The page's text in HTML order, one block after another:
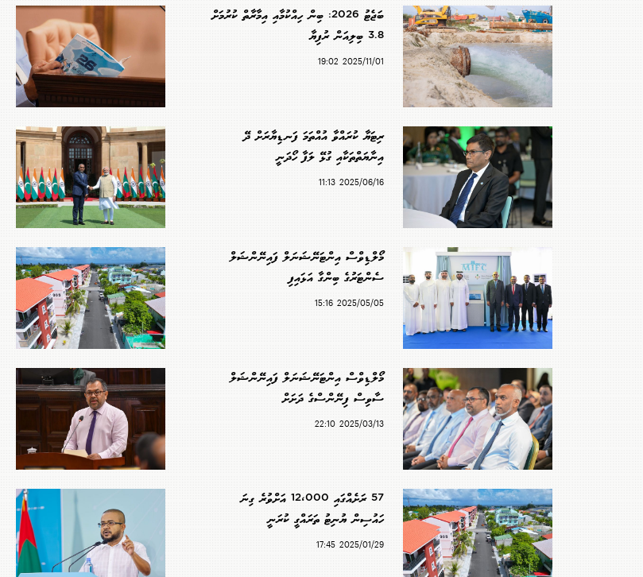
ބަޖެޓު 2026: ބިން ހިއްކުމާއި އިމާރާތް ކުރުމަށް
3.8 ބިލިއަން ރުފިޔާ
2025/11/01 19:02
ރިޓަޔާ ކުރައްވާ އުއްތަމަ ފަނޑިޔާރަށް ދޭ
އިނާޔަތްތަކާއި ގުޅޭ ލަފާ ހޯދަނީ
2025/06/16 11:13
މޯލްޑިވްސް އިންޓަނޭޝަނަލް ފައިނޭންޝަލް
ސެންޓަރުގެ ބިންގާ އަޅައިފި
2025/05/05 15:16
މޯލްޑިވްސް އިންޓަނޭޝަނަލް ފައިނޭންޝަލް
ސާވިސް ފިނޭންސްގެ ދަށަށް
2025/03/13 22:10
57 ރަށެއްގައި 12،000 އަށްވުރެ ގިނަ
ހައުސިން ޔުނިޓު ތަރައްގީ ކުރަނީ
2025/01/29 17:45